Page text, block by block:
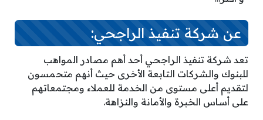
عن شركة تنفيذ الراجحي:
تعد شركة تنفيذ الراجحي أحد أهم مصادر المواهب
للبنوك والشركات التابعة الأخرى حيث أنهم متحمسون
لتقديم أعلى مستوى من الخدمة للعملاء ومجتمعاتهم
على أساس الخبرة والأمانة والنزاهة.